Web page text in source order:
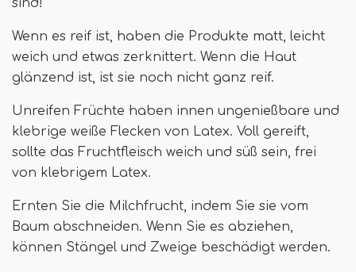
sind!
Wenn es reif ist, haben die Produkte matt, leicht
weich und etwas zerknittert. Wenn die Haut
glänzend ist, ist sie noch nicht ganz reif.
Unreifen Früchte haben innen ungenießbare und
klebrige weiße Flecken von Latex. Voll gereift,
sollte das Fruchtfleisch weich und süß sein, frei
von klebrigem Latex.
Ernten Sie die Milchfrucht, indem Sie sie vom
Baum abschneiden. Wenn Sie es abziehen,
können Stängel und Zweige beschädigt werden.